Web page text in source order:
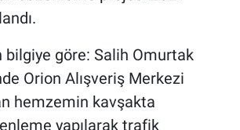
bilgiye göre: Salih Omurtak
Orion Alışveriş Merkezi
hemzemin kavşakta
yapılarak trafik